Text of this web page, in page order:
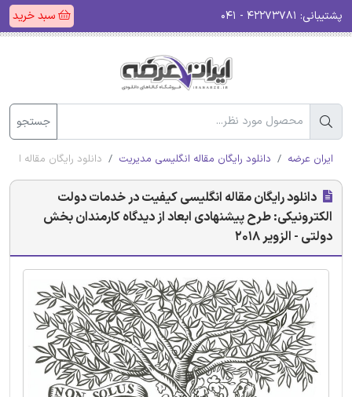
پشتیبانی: سبد خرید
جستجو
ایران عرضه دانلود رایگان مقاله انگلیسی مدیریت دانلود رایگان مقاله
دانلود رایگان مقاله انگلیسی کیفیت در خدمات دولت
الکترونیکی: طرح پیشنهادی ابعاد از دیدگاه کارمندان بخش
دولتی - الزویر 2018